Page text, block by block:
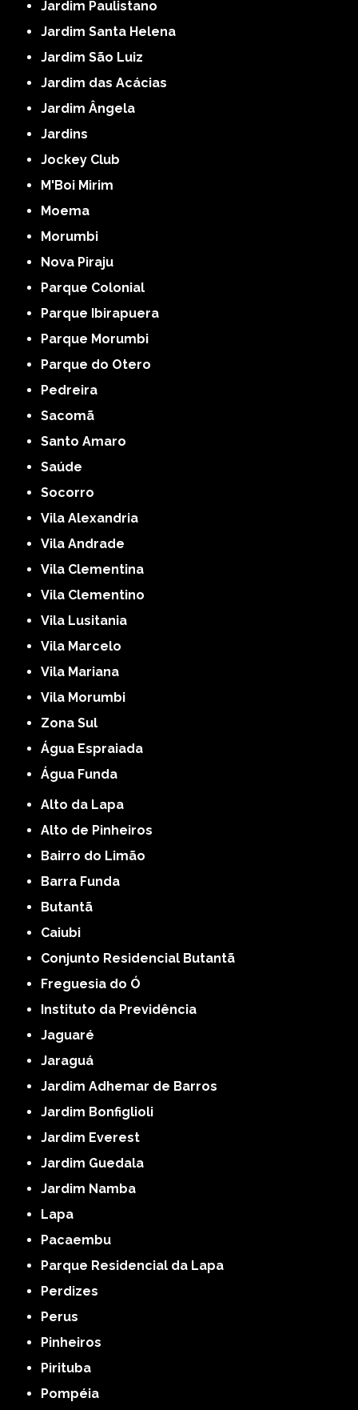
Jardim Paulistano
Jardim Santa Helena
Jardim São Luiz
Jardim das Acácias
Jardim Ângela
Jardins
Jockey Club
M'Boi Mirim
Moema
Morumbi
Nova Piraju
Parque Colonial
Parque Ibirapuera
Parque Morumbi
Parque do Otero
Pedreira
Sacomã
Santo Amaro
Saúde
Socorro
Vila Alexandria
Vila Andrade
Vila Clementina
Vila Clementino
Vila Lusitania
Vila Marcelo
Vila Mariana
Vila Morumbi
Zona Sul
Água Espraiada
Água Funda
Alto da Lapa
Alto de Pinheiros
Bairro do Limão
Barra Funda
Butantã
Caiubi
Conjunto Residencial Butantã
Freguesia do Ó
Instituto da Previdência
Jaguaré
Jaraguá
Jardim Adhemar de Barros
Jardim Bonfiglioli
Jardim Everest
Jardim Guedala
Jardim Namba
Lapa
Pacaembu
Parque Residencial da Lapa
Perdizes
Perus
Pinheiros
Pirituba
Pompéia